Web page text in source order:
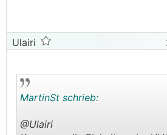
Ulairi
MartinSt schrieb:
@­Ulairi